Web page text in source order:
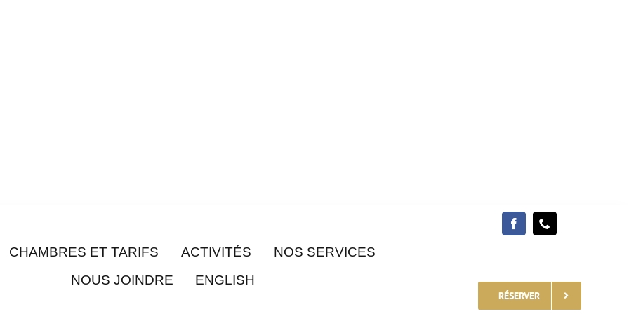
CHAMBRES ET TARIFS ACTIVITÉS
NOS SERVICES
NOUS JOINDRE
ENGLISH
RÉSERVER